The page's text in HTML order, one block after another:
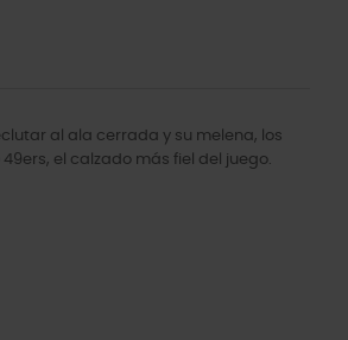
al ala cerrada y su melena, los
el calzado más fiel del juego.